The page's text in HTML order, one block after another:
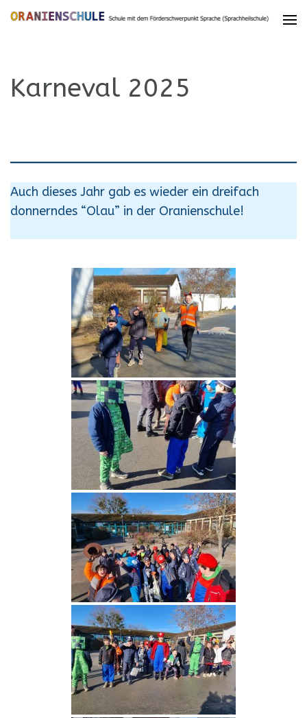
Karneval 2025
Auch dieses Jahr gab es wieder ein dreifach
donnerndes “Olau” in der Oranienschule!